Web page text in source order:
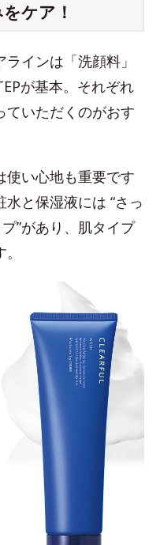
ケア！
インは「洗顔料」
が基本。それぞれ
ていただくのがおす
使い心地も重要です
と保湿液には “さっ
”があり、肌タイプ